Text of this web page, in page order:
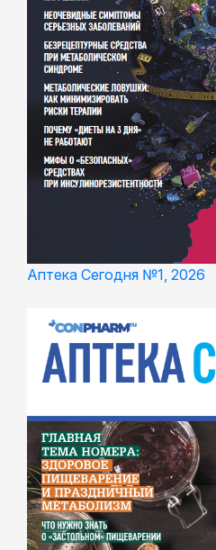
Аптека Сегодня №1, 2026